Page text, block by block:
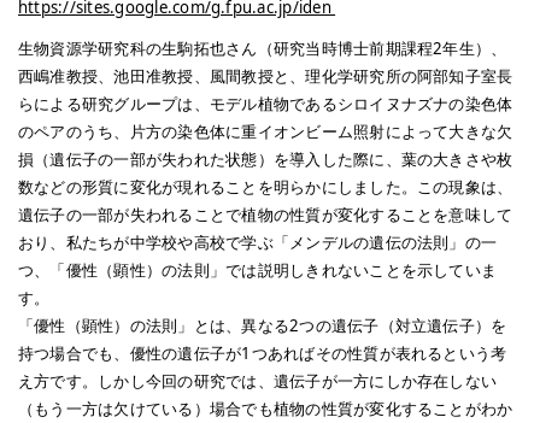
https://sites.google.com/g.fpu.ac.jp/iden
生物資源学研究科の生駒拓也さん（研究当時博士前期課程2年生）、
西嶋准教授、池田准教授、風間教授と、理化学研究所の阿部知子室長
らによる研究グループは、モデル植物であるシロイヌナズナの染色体
のペアのうち、片方の染色体に重イオンビーム照射によって大きな欠
損（遺伝子の一部が失われた状態）を導入した際に、葉の大きさや枚
数などの形質に変化が現れることを明らかにしました。この現象は、
遺伝子の一部が失われることで植物の性質が変化することを意味して
おり、私たちが中学校や高校で学ぶ「メンデルの遺伝の法則」の一
つ、「優性（顕性）の法則」では説明しきれないことを示していま
す。
「優性（顕性）の法則」とは、異なる2つの遺伝子（対立遺伝子）を
持つ場合でも、優性の遺伝子が1つあればその性質が表れるという考
え方です。しかし今回の研究では、遺伝子が一方にしか存在しない
（もう一方は欠けている）場合でも植物の性質が変化することがわか